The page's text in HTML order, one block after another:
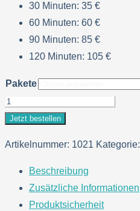
30 Minuten: 35 €
60 Minuten: 60 €
90 Minuten: 85 €
120 Minuten: 105 €
Pakete
Ernährungsberatung
Menge
Jetzt bestellen
Artikelnummer: 1021 Kategorie:
Beschreibung
Zusätzliche Informationen
Produktsicherheit